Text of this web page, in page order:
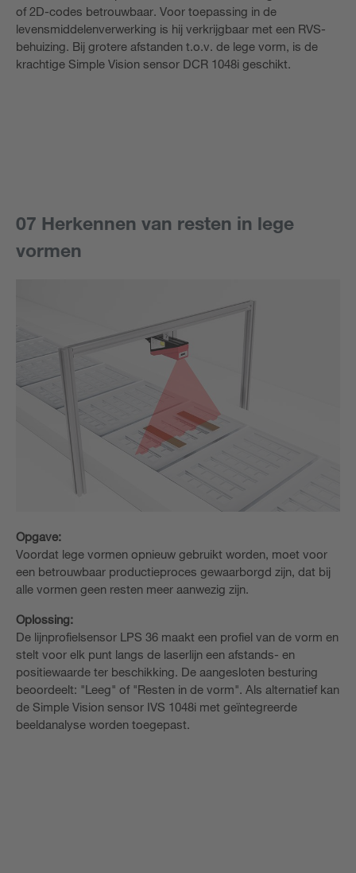
of 2D-codes betrouwbaar. Voor toepassing in de
levensmiddelenverwerking is hij verkrijgbaar met een RVS-
behuizing. Bij grotere afstanden t.o.v. de lege vorm, is de
krachtige Simple Vision sensor DCR 1048i geschikt.
07 Herkennen van resten in lege
vormen
Opgave:
Voordat lege vormen opnieuw gebruikt worden, moet voor
een betrouwbaar productieproces gewaarborgd zijn, dat bij
alle vormen geen resten meer aanwezig zijn.
Oplossing:
De lijnprofielsensor LPS 36 maakt een profiel van de vorm en
stelt voor elk punt langs de laserlijn een afstands- en
positiewaarde ter beschikking. De aangesloten besturing
beoordeelt: "Leeg" of "Resten in de vorm". Als alternatief kan
de Simple Vision sensor IVS 1048i met geïntegreerde
beeldanalyse worden toegepast.